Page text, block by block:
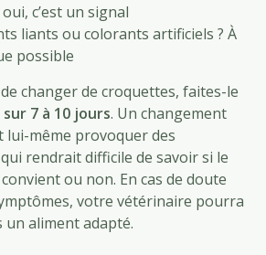
c’est un signal
liants ou colorants artificiels ? À
possible
changer de croquettes, faites-le
7 à 10 jours. Un changement
même provoquer des
rendrait difficile de savoir si le
ou non. En cas de doute
votre vétérinaire pourra
aliment adapté.